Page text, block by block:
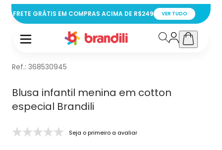
FRETE GRÁTIS EM COMPRAS ACIMA DE R$249 VER TUDO
Ref.: 368530945
Blusa infantil menina em cotton
especial Brandili
Seja o primeiro a avaliar